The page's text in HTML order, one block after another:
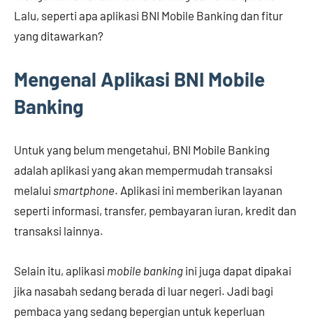
Lalu, seperti apa aplikasi BNI Mobile Banking dan fitur
yang ditawarkan?
Mengenal Aplikasi BNI Mobile
Banking
Untuk yang belum mengetahui, BNI Mobile Banking
adalah aplikasi yang akan mempermudah transaksi
melalui smartphone. Aplikasi ini memberikan layanan
seperti informasi, transfer, pembayaran iuran, kredit dan
transaksi lainnya.
Selain itu, aplikasi mobile banking ini juga dapat dipakai
jika nasabah sedang berada di luar negeri. Jadi bagi
pembaca yang sedang bepergian untuk keperluan